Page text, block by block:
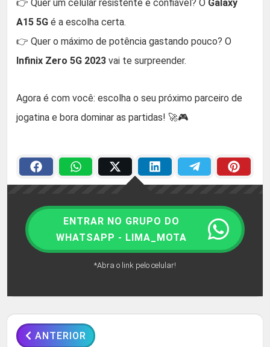
👉 Quer um celular resistente e confiável? O Galaxy
A15 5G é a escolha certa.
👉 Quer o máximo de potência gastando pouco? O
Infinix Zero 5G 2023 vai te surpreender.
Agora é com você: escolha o seu próximo parceiro de
jogatina e bora dominar as partidas! 🚀🎮
ENTRAR NO GRUPO DO
WHATSAPP - LIMA_MOTA
*Abra o link pelo celular!
ANTERIOR